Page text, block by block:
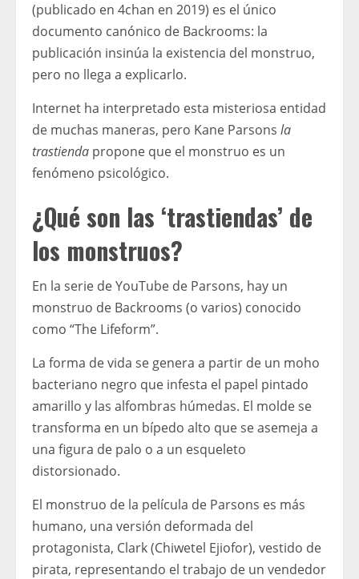
(publicado en 4chan en 2019) es el único
documento canónico de Backrooms: la
publicación insinúa la existencia del monstruo,
pero no llega a explicarlo.
Internet ha interpretado esta misteriosa entidad
de muchas maneras, pero Kane Parsons la
trastienda propone que el monstruo es un
fenómeno psicológico.
¿Qué son las ‘trastiendas’ de
los monstruos?
En la serie de YouTube de Parsons, hay un
monstruo de Backrooms (o varios) conocido
como “The Lifeform”.
La forma de vida se genera a partir de un moho
bacteriano negro que infesta el papel pintado
amarillo y las alfombras húmedas. El molde se
transforma en un bípedo alto que se asemeja a
una figura de palo o a un esqueleto
distorsionado.
El monstruo de la película de Parsons es más
humano, una versión deformada del
protagonista, Clark (Chiwetel Ejiofor), vestido de
pirata, representando el trabajo de un vendedor